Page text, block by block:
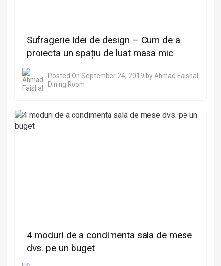
Sufragerie Idei de design – Cum de a
proiecta un spațiu de luat masa mic
Posted On September 24, 2019 by Ahmad Faishal
Dining Room
4 moduri de a condimenta sala de mese
dvs. pe un buget